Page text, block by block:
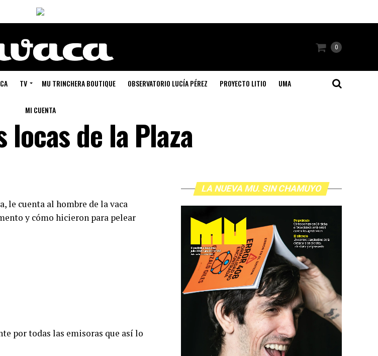
0
TV MU TRINCHERA BOUTIQUE OBSERVATORIO LUCÍA PÉREZ PROYECTO LITIO UMA
MI CUENTA
locas de la Plaza
le cuenta al hombre de la vaca
y cómo hicieron para pelear
por todas las emisoras que así lo
LA NUEVA MU. SIN CHAMUYO